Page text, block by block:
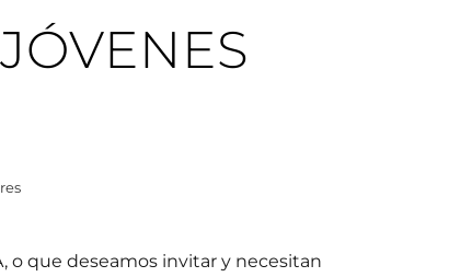
o que deseamos invitar y necesitan